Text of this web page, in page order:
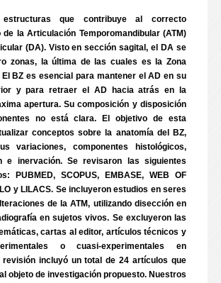
que contribuye al correcto
de la Articulación Temporomandibular (ATM)
(DA). Visto en sección sagital, el DA se
zonas, la última de las cuales es la Zona
El BZ es esencial para mantener el AD en su
y para retraer el AD hacia atrás en la
apertura. Su composición y disposición
no está clara. El objetivo de esta
conceptos sobre la anatomía del BZ,
variaciones, componentes histológicos,
e inervación. Se revisaron las siguientes
PUBMED, SCOPUS, EMBASE, WEB OF
y LILACS. Se incluyeron estudios en seres
de la ATM, utilizando disección en
en sujetos vivos. Se excluyeron las
cartas al editor, artículos técnicos y
o cuasi-experimentales en
revisión incluyó un total de 24 artículos que
objeto de investigación propuesto. Nuestros